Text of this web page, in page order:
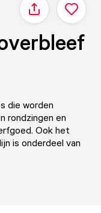
Delen
die worden
rondzingen en
Ook het
is onderdeel van